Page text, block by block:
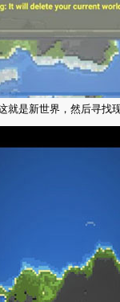
就是新世界，然后寻找